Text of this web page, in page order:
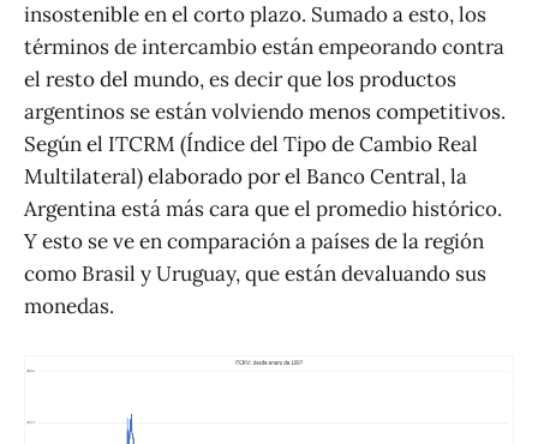
insostenible en el corto plazo. Sumado a esto, los
términos de intercambio están empeorando contra
el resto del mundo, es decir que los productos
argentinos se están volviendo menos competitivos.
Según el ITCRM (Índice del Tipo de Cambio Real
Multilateral) elaborado por el Banco Central, la
Argentina está más cara que el promedio histórico.
Y esto se ve en comparación a países de la región
como Brasil y Uruguay, que están devaluando sus
monedas.